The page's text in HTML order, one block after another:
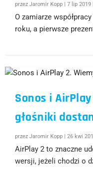
przezJaromir Kopp |7 lip 2019
O zamiarze
roku, a pierwsze
Sonos i
głośniki
przezJaromir Kopp |26 kwi
AirPlay 2 to znaczne
wersji, jeżeli chodzi o